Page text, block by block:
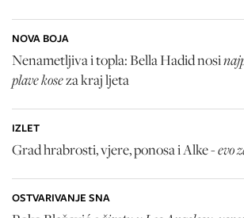
NOVA BOJA
Nenametljiva i topla: Bella Hadid nosi
plave koseza kraj ljeta
IZLET
Grad hrabrosti, vjere, ponosa i Alke -evo
OSTVARIVANJE SNA